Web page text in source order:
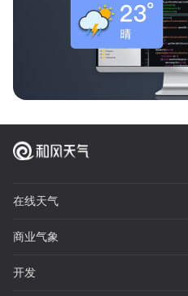
在线天气
商业气象
开发